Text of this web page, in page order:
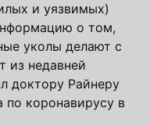
и уязвимых)
о том,
уколы делают с
из недавней
доктору Райнеру
по коронавирусу в